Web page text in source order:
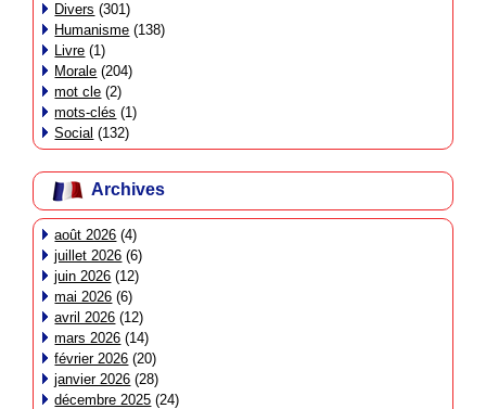
Divers (301)
Humanisme (138)
Livre (1)
Morale (204)
mot cle (2)
mots-clés (1)
Social (132)
Archives
août 2026 (4)
juillet 2026 (6)
juin 2026 (12)
mai 2026 (6)
avril 2026 (12)
mars 2026 (14)
février 2026 (20)
janvier 2026 (28)
décembre 2025 (24)